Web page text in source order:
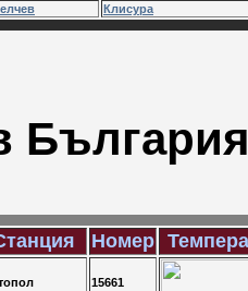
Клисура
Номер
15661